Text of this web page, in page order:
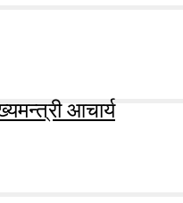
आचार्य